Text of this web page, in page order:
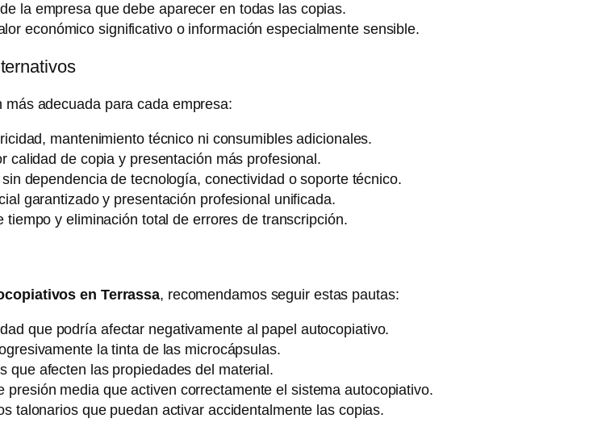
la empresa que debe aparecer en todas las copias.
económico significativo o información especialmente sensible.
adecuada para cada empresa:
mantenimiento técnico ni consumibles adicionales.
calidad de copia y presentación más profesional.
dependencia de tecnología, conectividad o soporte técnico.
garantizado y presentación profesional unificada.
tiempo y eliminación total de errores de transcripción.
en Terrassa, recomendamos seguir estas pautas:
que podría afectar negativamente al papel autocopiativo.
la tinta de las microcápsulas.
que afecten las propiedades del material.
presión media que activen correctamente el sistema autocopiativo.
talonarios que puedan activar accidentalmente las copias.